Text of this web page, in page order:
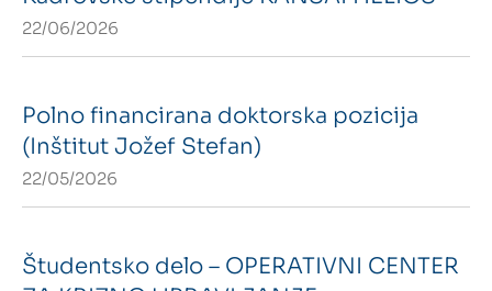
Javna naročila
Alumni UL FKKT
22/06/2026
Polno financirana doktorska pozicija
(Inštitut Jožef Stefan)
22/05/2026
Študentsko delo – OPERATIVNI CENTER